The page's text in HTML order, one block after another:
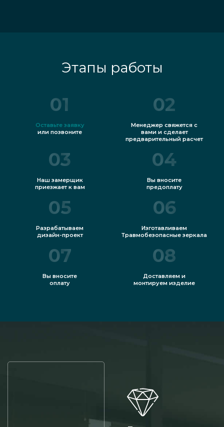
Этапы работы
01
Оставьте заявку
или позвоните
02
Менеджер свяжется с
вами и сделает
предварительный расчет
03
Наш замерщик
приезжает к вам
04
Вы вносите
предоплату
05
Разрабатываем
дизайн-проект
06
Изготавливаем
Травмобезопасные зеркала
07
Вы вносите
оплату
08
Доставляем и
монтируем изделие